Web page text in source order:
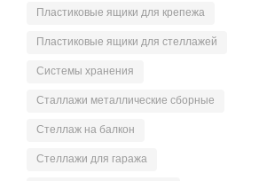
Пластиковые ящики для крепежа
Пластиковые ящики для стеллажей
Системы хранения
Сталлажи металлические сборные
Стеллаж на балкон
Стеллажи для гаража